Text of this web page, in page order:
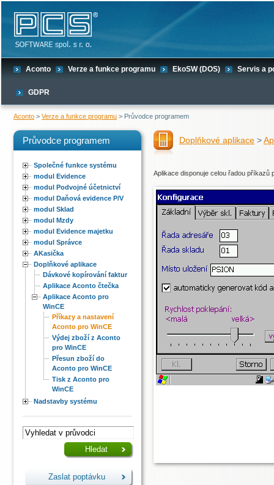
Aconto Verze a funkce programu EkoSW (DOS) Servis a
GDPR
Aconto > Verze a funkce programu > Průvodce programem
Průvodce programem
Společné funkce systému
modul Evidence
modul Podvojné účetnictví
modul Daňová evidence P/V
modul Sklad
modul Mzdy
modul Evidence majetku
modul Správce
AKasička
Doplňkové aplikace
Dávkové kopírování faktur
Aplikace Aconto čtečka
Aplikace Aconto pro
WinCE
Příkazy a nastavení
Aconto pro WinCE
Výdej zboží z Aconto
pro WinCE
Přesun zboží do
Aconto pro WinCE
Tisk z Aconto pro
WinCE
Nadstavby systému
Zaslat poptávku
Doplňkové aplikace >
Aplikace disponuje celou řadou příkazů